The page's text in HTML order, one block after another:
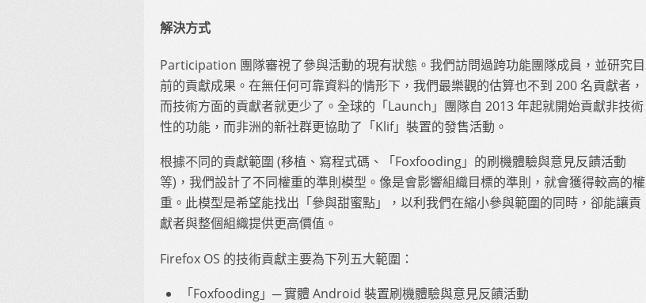
解決方式
Participation 團隊審視了參與活動的現有狀態。我們訪問過跨功能團隊成員，並研究目
前的貢獻成果。在無任何可靠資料的情形下，我們最樂觀的估算也不到 200 名貢獻者，
而技術方面的貢獻者就更少了。全球的「Launch」團隊自 2013 年起就開始貢獻非技術
性的功能，而非洲的新社群更協助了「Klif」裝置的發售活動。
根據不同的貢獻範圍 (移植、寫程式碼、「Foxfooding」的刷機體驗與意見反饋活動
等)，我們設計了不同權重的準則模型。像是會影響組織目標的準則，就會獲得較高的權
重。此模型是希望能找出「參與甜蜜點」，以利我們在縮小參與範圍的同時，卻能讓貢
獻者與整個組織提供更高價值。
Firefox OS 的技術貢獻主要為下列五大範圍：
「Foxfooding」─ 實體 Android 裝置刷機體驗與意見反饋活動